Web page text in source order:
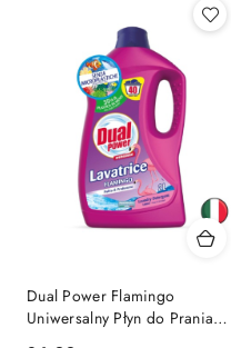
Dual Power Flamingo
Uniwersalny Płyn do Prania